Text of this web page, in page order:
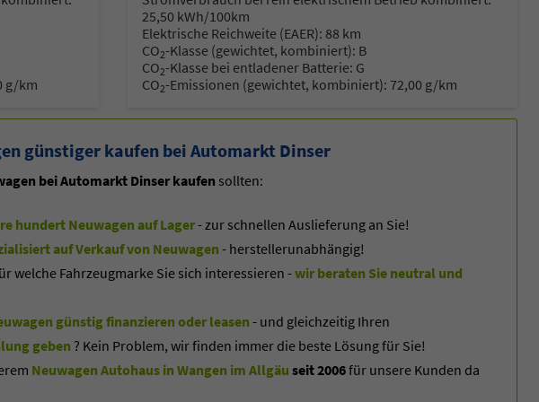
g/km
25,50 kWh/100km
Elektrische Reichweite (EAER): 88 km
CO2-Klasse (gewichtet, kombiniert): B
CO2-Klasse bei entladener Batterie: G
CO2-Emissionen (gewichtet, kombiniert): 72,00 g/km
günstiger kaufen bei Automarkt Dinser
bei Automarkt Dinser kaufen sollten:
hundert Neuwagen auf Lager- zur schnellen Auslieferung an Sie!
auf Verkauf von Neuwagen - herstellerunabhängig!
welche Fahrzeugmarke Sie sich interessieren -wir beraten Sie neutral und
günstig finanzieren oder leasen - und gleichzeitig Ihren
geben ? Kein Problem, wir finden immer die beste Lösung für Sie!
Neuwagen Autohaus in Wangen im Allgäu seit 2006für unsere Kunden da